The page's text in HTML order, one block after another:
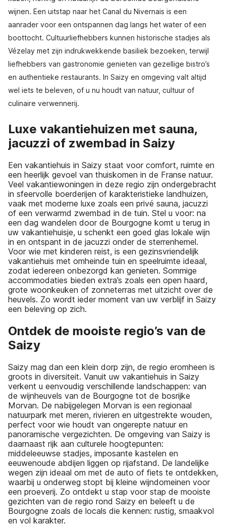
wijnen. Een uitstap naar het Canal du Nivernais is een
aanrader voor een ontspannen dag langs het water of een
boottocht. Cultuurliefhebbers kunnen historische stadjes als
Vézelay met zijn indrukwekkende basiliek bezoeken, terwijl
liefhebbers van gastronomie genieten van gezellige bistro’s
en authentieke restaurants. In Saizy en omgeving valt altijd
wel iets te beleven, of u nu houdt van natuur, cultuur of
culinaire verwennerij.
Luxe vakantiehuizen met sauna,
jacuzzi of zwembad in Saizy
Een vakantiehuis in Saizy staat voor comfort, ruimte en
een heerlijk gevoel van thuiskomen in de Franse natuur.
Veel vakantiewoningen in deze regio zijn ondergebracht
in sfeervolle boerderijen of karakteristieke landhuizen,
vaak met moderne luxe zoals een privé sauna, jacuzzi
of een verwarmd zwembad in de tuin. Stel u voor: na
een dag wandelen door de Bourgogne komt u terug in
uw vakantiehuisje, u schenkt een goed glas lokale wijn
in en ontspant in de jacuzzi onder de sterrenhemel.
Voor wie met kinderen reist, is een gezinsvriendelijk
vakantiehuis met omheinde tuin en speelruimte ideaal,
zodat iedereen onbezorgd kan genieten. Sommige
accommodaties bieden extra’s zoals een open haard,
grote woonkeuken of zonneterras met uitzicht over de
heuvels. Zo wordt ieder moment van uw verblijf in Saizy
een beleving op zich.
Ontdek de mooiste regio’s van de
Saizy
Saizy mag dan een klein dorp zijn, de regio eromheen is
groots in diversiteit. Vanuit uw vakantiehuis in Saizy
verkent u eenvoudig verschillende landschappen: van
de wijnheuvels van de Bourgogne tot de bosrijke
Morvan. De nabijgelegen Morvan is een regionaal
natuurpark met meren, rivieren en uitgestrekte wouden,
perfect voor wie houdt van ongerepte natuur en
panoramische vergezichten. De omgeving van Saizy is
daarnaast rijk aan culturele hoogtepunten:
middeleeuwse stadjes, imposante kastelen en
eeuwenoude abdijen liggen op rijafstand. De landelijke
wegen zijn ideaal om met de auto of fiets te ontdekken,
waarbij u onderweg stopt bij kleine wijndomeinen voor
een proeverij. Zo ontdekt u stap voor stap de mooiste
gezichten van de regio rond Saizy en beleeft u de
Bourgogne zoals de locals die kennen: rustig, smaakvol
en vol karakter.